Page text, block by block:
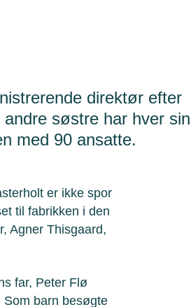
direktør efter
søstre har hver sin
med 90 ansatte.
er ikke spor
til fabrikken i den
Agner Thisgaard,
far, Peter Flø
Som barn besøgte